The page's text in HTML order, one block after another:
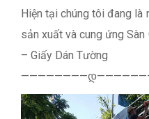
Hiện tại chúng tôi đang là
sản xuất và cung ứng
– Giấy Dán Tường